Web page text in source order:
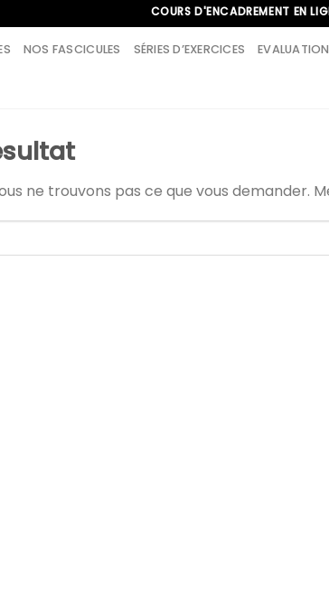
COURS D'ENCADREMENT EN LIGNE
NOS FASCICULES SÉRIES D’EXERCICES
ne trouvons pas ce que vous demander.